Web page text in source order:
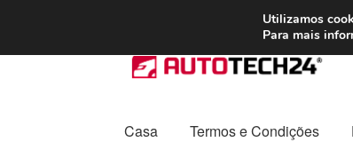
ENVIO a
Ir
para
navegação
Saltar
para
conteúdo
Casa Termos e Condições
Utilizamos
Para mais